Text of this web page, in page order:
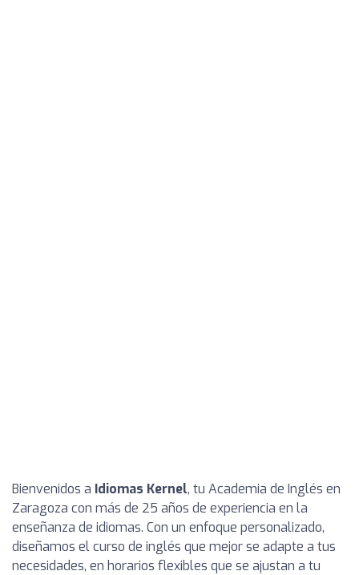
Bienvenidos a Idiomas Kernel, tu Academia de Inglés en
Zaragoza con más de 25 años de experiencia en la
enseñanza de idiomas. Con un enfoque personalizado,
diseñamos el curso de inglés que mejor se adapte a tus
necesidades, en horarios flexibles que se ajustan a tu